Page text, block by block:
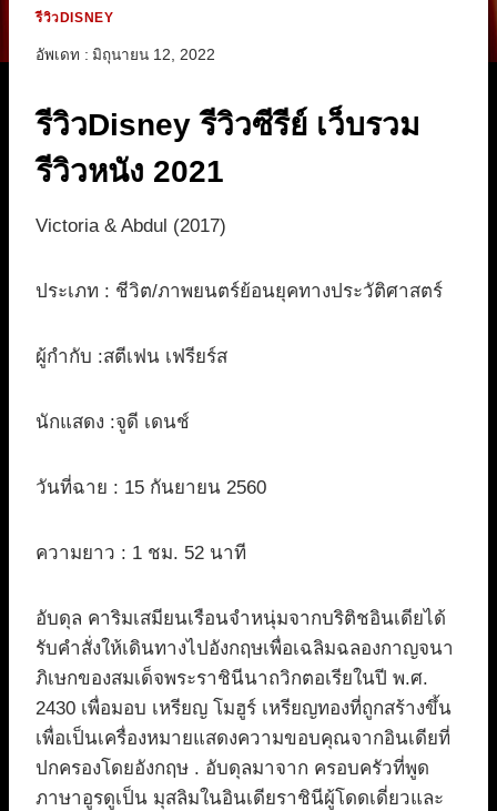
รีวิวDISNEY
อัพเดท : มิถุนายน 12, 2022
รีวิวDisney รีวิวซีรีย์ เว็บรวม
รีวิวหนัง 2021
Victoria & Abdul (2017)
ประเภท : ชีวิต/ภาพยนตร์ย้อนยุคทางประวัติศาสตร์
ผู้กำกับ :สตีเฟน เฟรียร์ส
นักแสดง :จูดี เดนช์
วันที่ฉาย : 15 กันยายน 2560
ความยาว : 1 ชม. 52 นาที
อับดุล คาริมเสมียนเรือนจำหนุ่มจากบริติชอินเดียได้
รับคำสั่งให้เดินทางไปอังกฤษเพื่อเฉลิมฉลองกาญจนา
ภิเษกของสมเด็จพระราชินีนาถวิกตอเรียในปี พ.ศ.
2430 เพื่อมอบ เหรียญ โมฮูร์ เหรียญทองที่ถูกสร้างขึ้น
เพื่อเป็นเครื่องหมายแสดงความขอบคุณจากอินเดียที่
ปกครองโดยอังกฤษ . อับดุลมาจาก ครอบครัวที่พูด
ภาษาอูรดูเป็น มุสลิมในอินเดียราชินีผู้โดดเดี่ยวและ